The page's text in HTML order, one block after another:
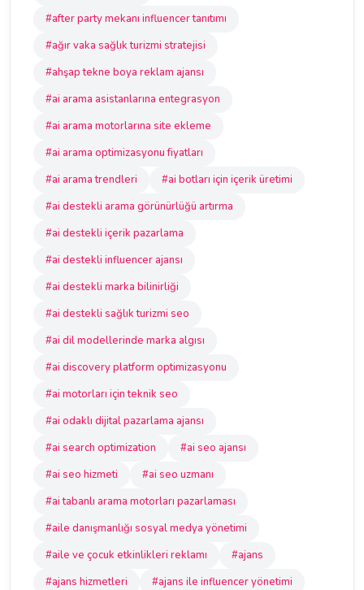
#after party mekanı influencer tanıtımı
#ağır vaka sağlık turizmi stratejisi
#ahşap tekne boya reklam ajansı
#ai arama asistanlarına entegrasyon
#ai arama motorlarına site ekleme
#ai arama optimizasyonu fiyatları
#ai arama trendleri
#ai botları için içerik üretimi
#ai destekli arama görünürlüğü artırma
#ai destekli içerik pazarlama
#ai destekli influencer ajansı
#ai destekli marka bilinirliği
#ai destekli sağlık turizmi seo
#ai dil modellerinde marka algısı
#ai discovery platform optimizasyonu
#ai motorları için teknik seo
#ai odaklı dijital pazarlama ajansı
#ai search optimization
#ai seo ajansı
#ai seo hizmeti
#ai seo uzmanı
#ai tabanlı arama motorları pazarlaması
#aile danışmanlığı sosyal medya yönetimi
#aile ve çocuk etkinlikleri reklamı
#ajans
#ajans hizmetleri
#ajans ile influencer yönetimi